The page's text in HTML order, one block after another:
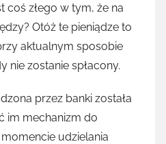
coś złego w tym, że na
Otóż te pieniądze to
aktualnym sposobie
nie zostanie spłacony.
przez banki została
im mechanizm do
udzielania